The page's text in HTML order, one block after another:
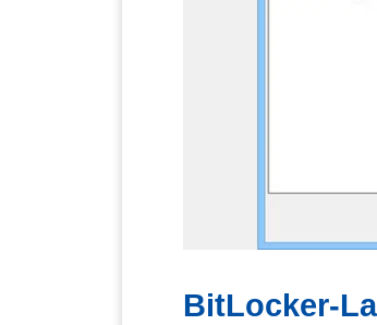
BitLocker-